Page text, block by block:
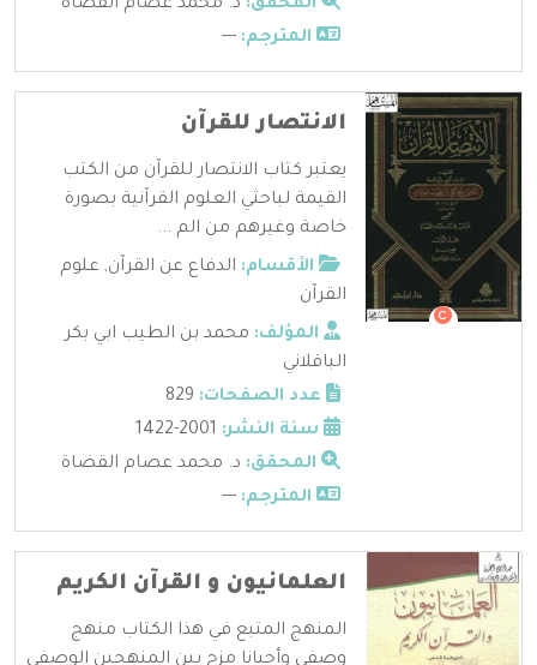
المحقق: د. محمد عصام القضاة
المترجم: ---
الانتصار للقرآن
يعتبر كتاب الانتصار للقرآن من الكتب
القيمة لباحثي العلوم القرآنية بصورة
خاصة وغيرهم من الم ...
الأقسام: الدفاع عن القرآن, علوم
القرآن
المؤلف: محمد بن الطيب ابي بكر
الباقلاني
عدد الصفحات:
سنة النشر:
المحقق: د. محمد عصام القضاة
المترجم: ---
العلمانيون و القرآن الكريم
المنهج المتبع في هذا الكتاب منهج
وصفي وأحيانا مزج بين المنهجين الوصفي